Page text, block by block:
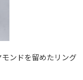
ンドを留めたリング